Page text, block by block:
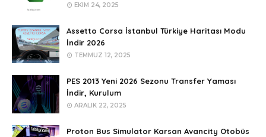
EKIM 24, 2025
Assetto Corsa İstanbul Türkiye Haritası Modu
İndir 2026
TEMMUZ 12, 2025
PES 2013 Yeni 2026 Sezonu Transfer Yaması
İndir, Kurulum
ARALIK 22, 2025
Proton Bus Simulator Karsan Avancity Otobüs